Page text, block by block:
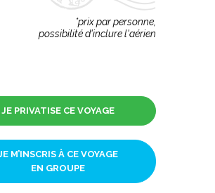
*prix par personne,
possibilité d'inclure l'aérien
JE PRIVATISE CE VOYAGE
M’INSCRIS À CE VOYAGE
EN GROUPE